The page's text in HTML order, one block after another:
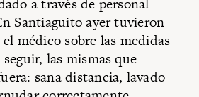
a través de personal
Santiaguito ayer tuvieron
médico sobre las medidas
las mismas que
sana distancia, lavado